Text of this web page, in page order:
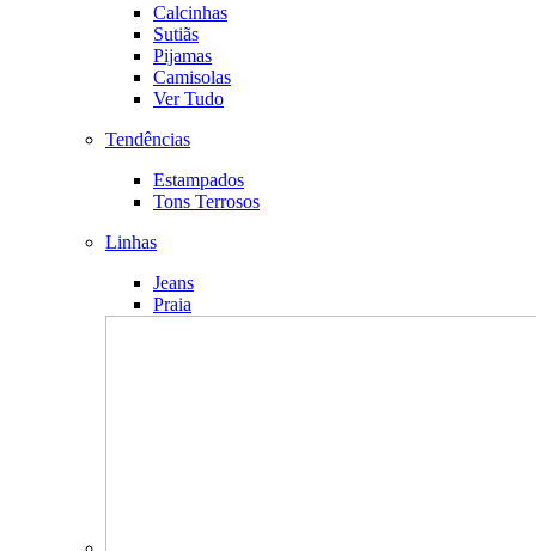
Calcinhas
Sutiãs
Pijamas
Camisolas
Ver Tudo
Tendências
Estampados
Tons Terrosos
Linhas
Jeans
Praia